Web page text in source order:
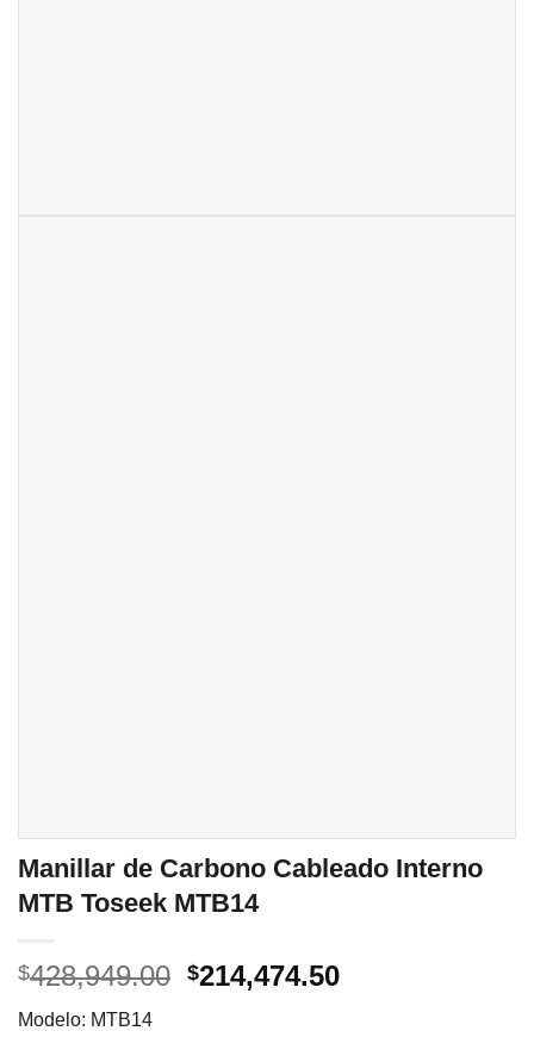
Manillar de Carbono Cableado Interno
MTB Toseek MTB14
$428,949.00 El
$214,474.50El
Modelo: MTB14